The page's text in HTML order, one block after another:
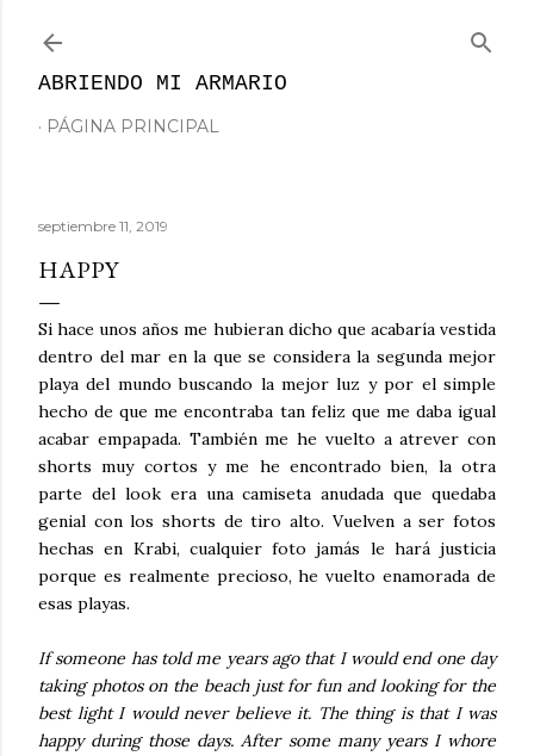
ABRIENDO MI ARMARIO
PÁGINA PRINCIPAL
septiembre 11, 2019
HAPPY
Si hace unos años me hubieran dicho que acabaría vestida
dentro del mar en la que se considera la segunda mejor
playa del mundo buscando la mejor luz y por el simple
hecho de que me encontraba tan feliz que me daba igual
acabar empapada. También me he vuelto a atrever con
shorts muy cortos y me he encontrado bien, la otra
parte del look era una camiseta anudada que quedaba
genial con los shorts de tiro alto. Vuelven a ser fotos
hechas en Krabi, cualquier foto jamás le hará justicia
porque es realmente precioso, he vuelto enamorada de
esas playas.
If someone has told me years ago that I would end one day
taking photos on the beach just for fun and looking for the
best light I would never believe it. The thing is that I was
happy during those days. After some many years I whore